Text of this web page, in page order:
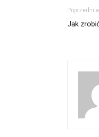
Poprzedni
Jak